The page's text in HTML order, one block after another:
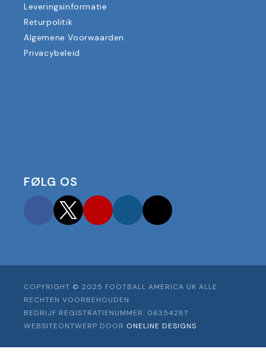
Leveringsinformatie
Returpolitik
Algemene Voorwaarden
Privacybeleid
FØLG OS
FacebookTwitterYouTubeInstagram
COPYRIGHT © 2025 FOOTBALL AMERICA UK ALLE
RECHTEN VOORBEHOUDEN
BEDRIJF REGISTRATIENUMMER: 06354287
WEBSITEONTWERP DOOR ONELINE DESIGNS